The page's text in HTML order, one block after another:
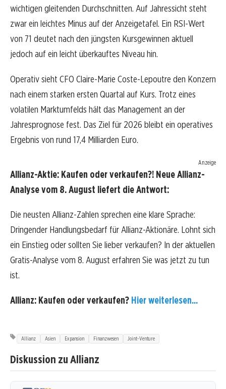
wichtigen gleitenden Durchschnitten. Auf Jahressicht steht
zwar ein leichtes Minus auf der Anzeigetafel. Ein RSI-Wert
von 71 deutet nach den jüngsten Kursgewinnen aktuell
jedoch auf ein leicht überkauftes Niveau hin.
Operativ sieht CFO Claire-Marie Coste-Lepoutre den Konzern
nach einem starken ersten Quartal auf Kurs. Trotz eines
volatilen Marktumfelds hält das Management an der
Jahresprognose fest. Das Ziel für 2026 bleibt ein operatives
Ergebnis von rund 17,4 Milliarden Euro.
Anzeige
Allianz-Aktie: Kaufen oder verkaufen?! Neue Allianz-
Analyse vom 8. August liefert die Antwort:
Die neusten Allianz-Zahlen sprechen eine klare Sprache:
Dringender Handlungsbedarf für Allianz-Aktionäre. Lohnt sich
ein Einstieg oder sollten Sie lieber verkaufen? In der aktuellen
Gratis-Analyse vom 8. August erfahren Sie was jetzt zu tun
ist.
Allianz: Kaufen oder verkaufen? Hier weiterlesen...
Allianz Asien Expansion Finanzwesen Joint-Venture
Diskussion zu Allianz